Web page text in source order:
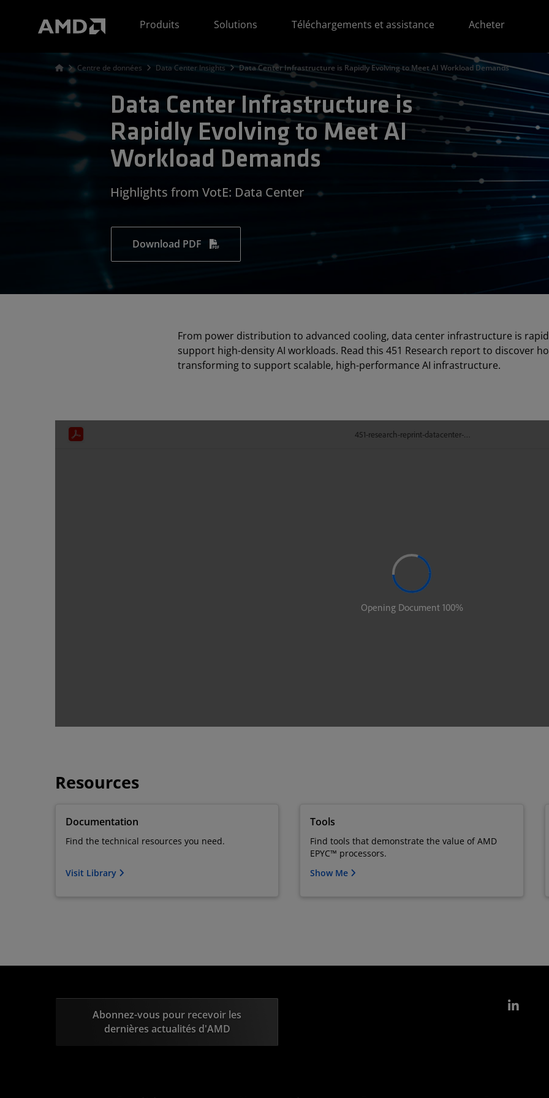
Produits
Solutions Téléchargements et assistance Acheter
Centre de données Data Center Insights Data Center Infrastructure is Rapidly Evolving to Meet AI Workload Demands
Data Center Infrastructure is
Rapidly Evolving to Meet AI
Workload Demands
Highlights from VotE: Data Center
Download PDF
From power distribution to advanced cooling, data center infrastructure is
support high-density AI workloads. Read this 451 Research report to discover
transforming to support scalable, high-performance AI infrastructure.
Resources
Documentation
Find the technical resources you need.
Visit Library
Tools
Find tools that demonstrate the value of AMD
EPYC™ processors.
Show Me
Abonnez-vous pour recevoir les
dernières actualités d'AMD